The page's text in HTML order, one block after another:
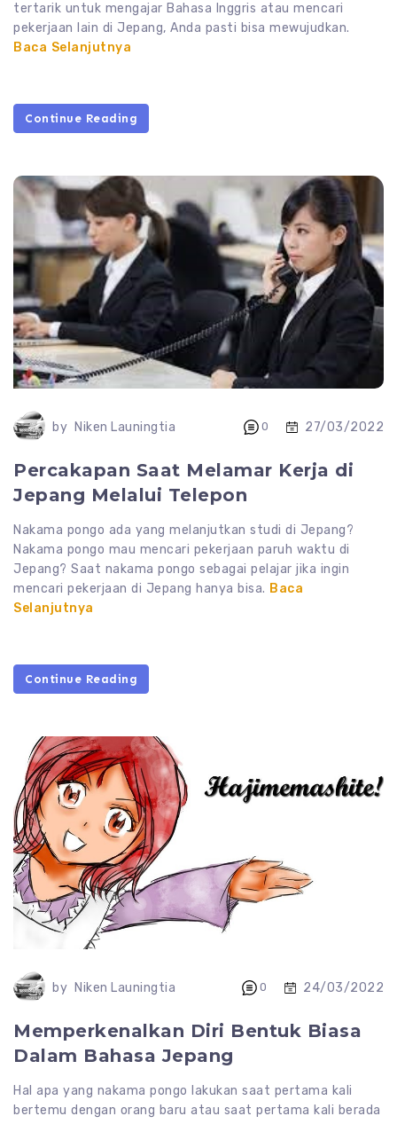
tertarik untuk mengajar Bahasa Inggris atau mencari
pekerjaan lain di Jepang, Anda pasti bisa mewujudkan.
Baca Selanjutnya
Continue Reading
by Niken Launingtia 0 27/03/2022
Percakapan Saat Melamar Kerja di
Jepang Melalui Telepon
Nakama pongo ada yang melanjutkan studi di Jepang?
Nakama pongo mau mencari pekerjaan paruh waktu di
Jepang? Saat nakama pongo sebagai pelajar jika ingin
mencari pekerjaan di Jepang hanya bisa. Baca
Selanjutnya
Continue Reading
by Niken Launingtia 0 24/03/2022
Memperkenalkan Diri Bentuk Biasa
Dalam Bahasa Jepang
Hal apa yang nakama pongo lakukan saat pertama kali
bertemu dengan orang baru atau saat pertama kali berada